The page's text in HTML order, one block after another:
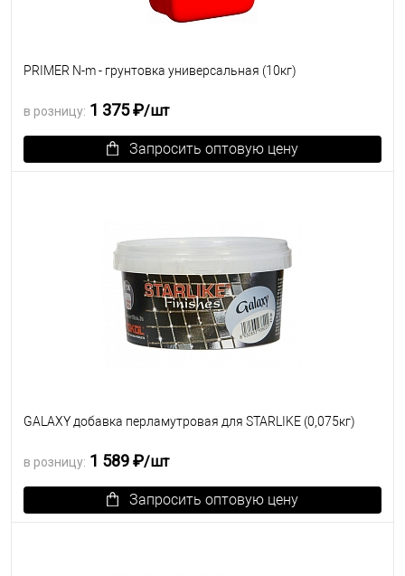
PRIMER N-m - грунтовка универсальная (10кг)
в розницу: 1 375 ₽/шт
Запросить оптовую цену
GALAXY добавка перламутровая для STARLIKE (0,075кг)
в розницу: 1 589 ₽/шт
Запросить оптовую цену